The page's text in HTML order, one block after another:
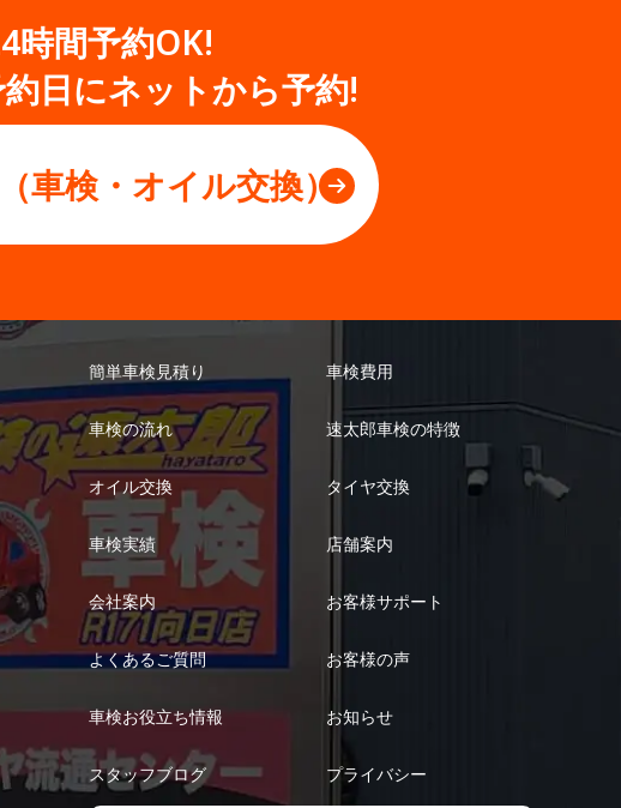
時間予約OK!
日にネットから予約!
車検・オイル交換）
簡単車検見積り 車検費用
車検の流れ 速太郎車検の特徴
オイル交換 タイヤ交換
車検実績 店舗案内
会社案内 お客様サポート
よくあるご質問 お客様の声
車検お役立ち情報 お知らせ
スタッフブログ プライバシー